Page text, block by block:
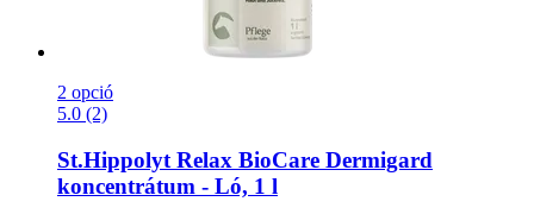
2 opció
5.0 (2)
St.Hippolyt Relax BioCare Dermigard
koncentrátum -​ Ló, 1 l